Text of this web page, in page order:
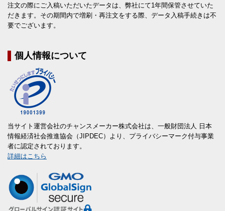
注文の際にご入稿いただいたデータは、弊社にて1年間保管させていた
だきます。その期間内で増刷・再注文をする際、データ入稿手続きは不
要でございます。
個人情報について
当サイト運営会社のチャンスメーカー株式会社は、一般財団法人 日本
情報経済社会推進協会（JIPDEC）より、プライバシーマーク付与事業
者に認定されております。
詳細はこちら